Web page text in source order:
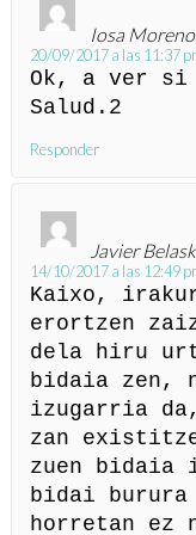
Iosa Moreno
20/09/2017 a las 11:37
Ok, a ver si
Salud.2
Responder
Javier
14/10/2017 a las 12:49
Kaixo,
erortzen
dela hiru
bidaia zen,
izugarria
zan
zuen bidaia
bidai
horretan ez